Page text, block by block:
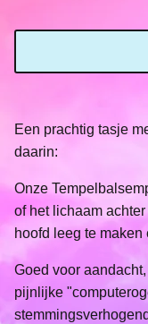
Een prachtig tasje
daarin:
Onze
of het lichaam
hoofd leeg te
Goed voor
pijnlijke